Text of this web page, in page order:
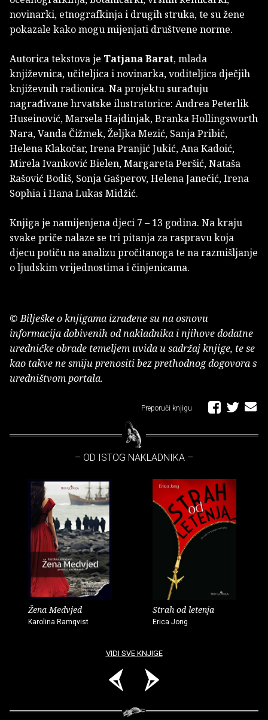
novinarki, etnografkinja i drugih struka, te su žene
pokazale kako mogu mijenjati društvene norme.
Autorica tekstova je Tatjana Barat, mlada
književnica, učiteljica i novinarka, voditeljica dječjih
književnih radionica. Na projektu surađuju
nagrađivane hrvatske ilustratorice: Andrea Peterlik
Huseinović, Marsela Hajdinjak, Branka Hollingsworth
Nara, Vanda Čižmek, Željka Mezić, Sanja Pribić,
Helena Klakočar, Irena Pranjić Jukić, Ana Kadoić,
Mirela Ivanković Bielen, Margareta Peršić, Nataša
Rašović Bodiš, Sonja Gašperov, Helena Janečić, Irena
Sophia i Hana Lukas Midžić.
Knjiga je namijenjena djeci 7 – 13 godina. Na kraju
svake priče nalaze se tri pitanja za raspravu koja
djecu potiču na analizu pročitanoga te na razmišljanje
o ljudskim vrijednostima i činjenicama.
© Bilješke o knjigama izrađene su na osnovu
informacija dobivenih od nakladnika i njihove dodatne
uredničke obrade temeljem uvida u sadržaj knjige, te se
kao takve ne smiju prenositi bez prethodnog dogovora s
uredništvom portala.
Preporuči knjigu
– OD ISTOG NAKLADNIKA –
Žena Medvjed
Karolina Ramqvist
Strah od letenja
Erica Jong
VIDI SVE KNJIGE